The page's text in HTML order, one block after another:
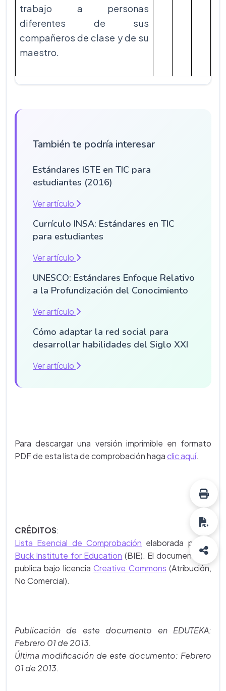
trabajo a personas
diferentes de sus
compañeros de clase y de su
maestro.
También te podría interesar
Estándares ISTE en TIC para
estudiantes (2016)
Ver artículo
Currículo INSA: Estándares en TIC
para estudiantes
Ver artículo
UNESCO: Estándares Enfoque Relativo
a la Profundización del Conocimiento
Ver artículo
Cómo adaptar la red social para
desarrollar habilidades del Siglo XXI
Ver artículo
Para descargar una versión imprimible en formato
PDF de esta lista de comprobación hagaclic aquí.
CRÉDITOS:
Lista Esencial de Comprobación elaborada por el
Buck Institute for Education (BIE). El documento se
publica bajo licenciaCreative Commons (Atribución,
No Comercial).
Publicación de este documento en EDUTEKA:
Febrero 01 de 2013.
Última modificación de este documento: Febrero
01 de 2013.